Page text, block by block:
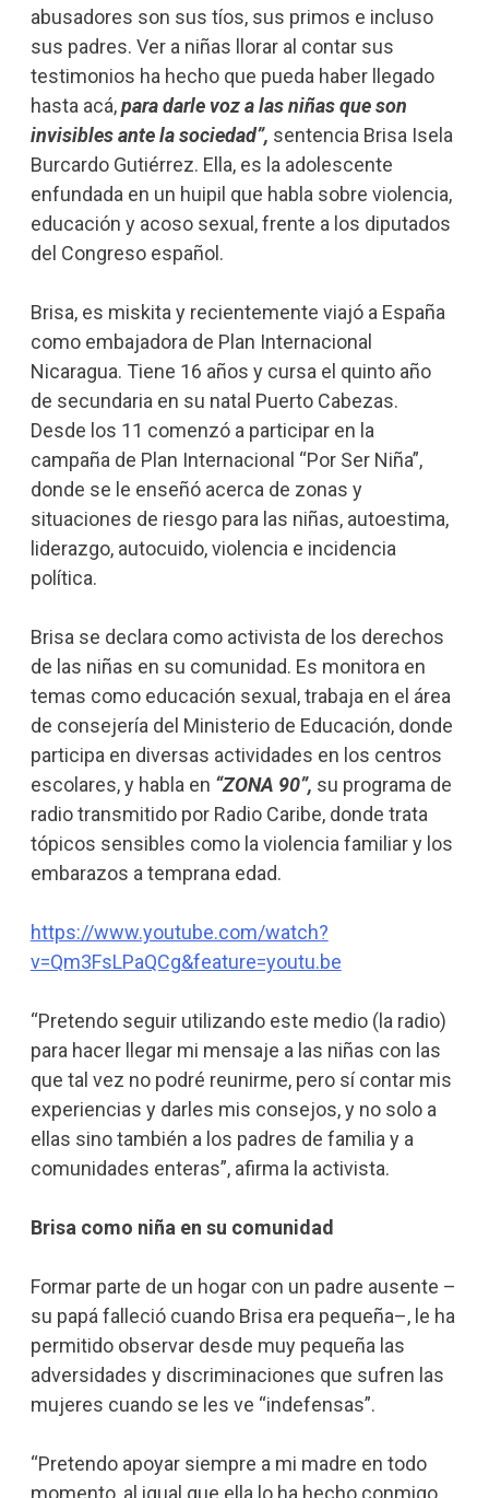
abusadores son sus tíos, sus primos e incluso
sus padres. Ver a niñas llorar al contar sus
testimonios ha hecho que pueda haber llegado
hasta acá,para darle voz a las niñas que son
invisibles ante la sociedad”, sentencia Brisa Isela
Burcardo Gutiérrez. Ella, es la adolescente
enfundada en un huipil que habla sobre violencia,
educación y acoso sexual, frente a los diputados
del Congreso español.
Brisa, es miskita y recientemente viajó a España
como embajadora de Plan Internacional
Nicaragua. Tiene 16 años y cursa el quinto año
de secundaria en su natal Puerto Cabezas.
Desde los 11 comenzó a participar en la
campaña de Plan Internacional “Por Ser Niña”,
donde se le enseñó acerca de zonas y
situaciones de riesgo para las niñas, autoestima,
liderazgo, autocuido, violencia e incidencia
política.
Brisa se declara como activista de los derechos
de las niñas en su comunidad. Es monitora en
temas como educación sexual, trabaja en el área
de consejería del Ministerio de Educación, donde
participa en diversas actividades en los centros
escolares, y habla en “ZONA 90”, su programa de
radio transmitido por Radio Caribe, donde trata
tópicos sensibles como la violencia familiar y los
embarazos a temprana edad.
https://www.youtube.com/watch?
v=Qm3FsLPaQCg&feature=youtu.be
“Pretendo seguir utilizando este medio (la radio)
para hacer llegar mi mensaje a las niñas con las
que tal vez no podré reunirme, pero sí contar mis
experiencias y darles mis consejos, y no solo a
ellas sino también a los padres de familia y a
comunidades enteras”, afirma la activista.
Brisa como niña en su comunidad
Formar parte de un hogar con un padre ausente –
su papá falleció cuando Brisa era pequeña–, le ha
permitido observar desde muy pequeña las
adversidades y discriminaciones que sufren las
mujeres cuando se les ve “indefensas”.
“Pretendo apoyar siempre a mi madre en todo
momento, al igual que ella lo ha hecho conmigo